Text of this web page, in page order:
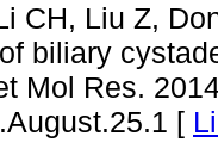
CH, Liu Z,
biliary
Mol Res.
[